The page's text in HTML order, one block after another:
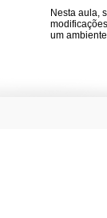
Nesta aula,
um